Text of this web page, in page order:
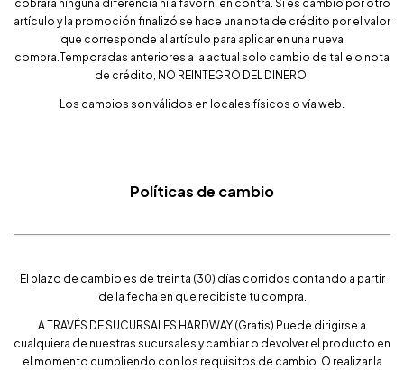
cobrará ninguna diferencia ni a favor ni en contra. Si es cambio por otro
artículo y la promoción finalizó se hace una nota de crédito por el valor
que corresponde al artículo para aplicar en una nueva
compra.Temporadas anteriores a la actual solo cambio de talle o nota
de crédito, NO REINTEGRO DEL DINERO.
Los cambios son válidos en locales físicos o vía web.
Políticas de cambio
El plazo de cambio es de treinta (30) días corridos contando a partir
de la fecha en que recibiste tu compra.
A TRAVÉS DE SUCURSALES HARDWAY (Gratis) Puede dirigirse a
cualquiera de nuestras sucursales y cambiar o devolver el producto en
el momento cumpliendo con los requisitos de cambio. O realizar la